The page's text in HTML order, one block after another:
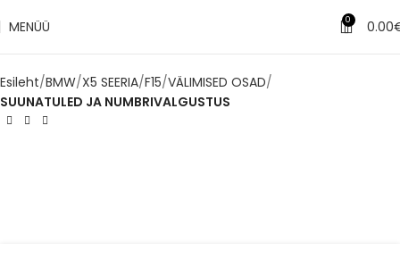
MENÜÜ 0 0.00
Esileht BMW X5 SEERIA F15 VÄLIMISED OSAD
SUUNATULED JA NUMBRIVALGUSTUS